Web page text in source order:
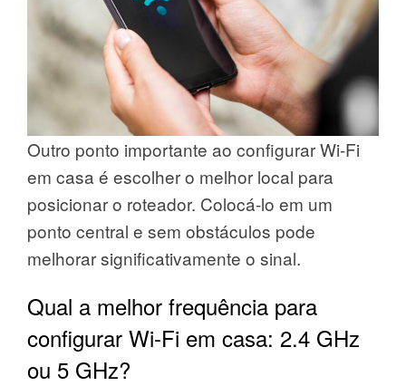
Outro ponto importante ao configurar Wi-Fi
em casa é escolher o melhor local para
posicionar o roteador. Colocá-lo em um
ponto central e sem obstáculos pode
melhorar significativamente o sinal.
Qual a melhor frequência para
configurar Wi-Fi em casa: 2.4 GHz
ou 5 GHz?